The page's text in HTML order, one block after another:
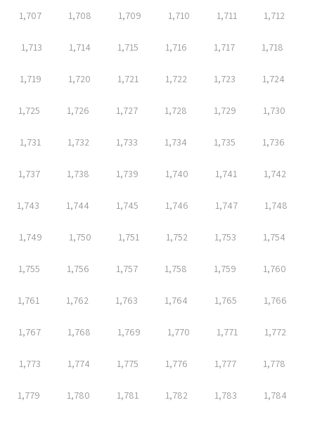
1,707 1,708 1,709 1,710 1,711 1,712
1,713 1,714 1,715 1,716 1,717 1,718
1,719 1,720 1,721 1,722 1,723 1,724
1,725 1,726 1,727 1,728 1,729 1,730
1,731 1,732 1,733 1,734 1,735 1,736
1,737 1,738 1,739 1,740 1,741 1,742
1,743 1,744 1,745 1,746 1,747 1,748
1,749 1,750 1,751 1,752 1,753 1,754
1,755 1,756 1,757 1,758 1,759 1,760
1,761 1,762 1,763 1,764 1,765 1,766
1,767 1,768 1,769 1,770 1,771 1,772
1,773 1,774 1,775 1,776 1,777 1,778
1,779 1,780 1,781 1,782 1,783 1,784